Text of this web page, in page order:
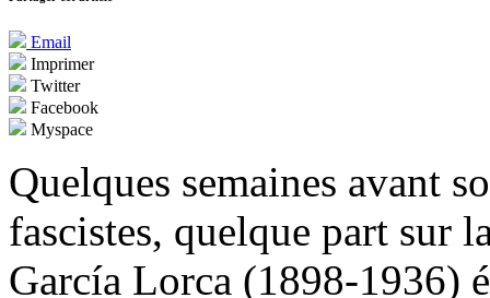
Email
Imprimer
Twitter
Facebook
Myspace
Quelques semaines avant
fascistes, quelque part sur
García Lorca (1898-1936)